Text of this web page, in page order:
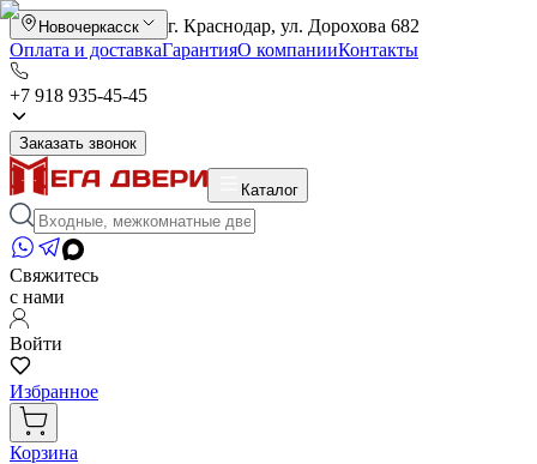
Новочеркасск
г. Краснодар, ул. Дорохова 682
Оплата и доставкаГарантияО компанииКонтакты
+7 918 935-45-45
Заказать звонок
Каталог
Свяжитесь
с нами
Войти
Избранное
Корзина